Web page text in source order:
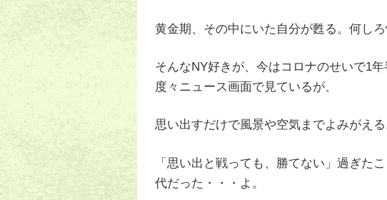
黄金期、その中にいた自分が甦る。何しろ
そんなNY好きが、今はコロナのせいで1
度々ニュース画面で見ているが、
思い出すだけで風景や空気までよみがえる
「思い出と戦っても、勝てない」過ぎた
代だった・・・よ。